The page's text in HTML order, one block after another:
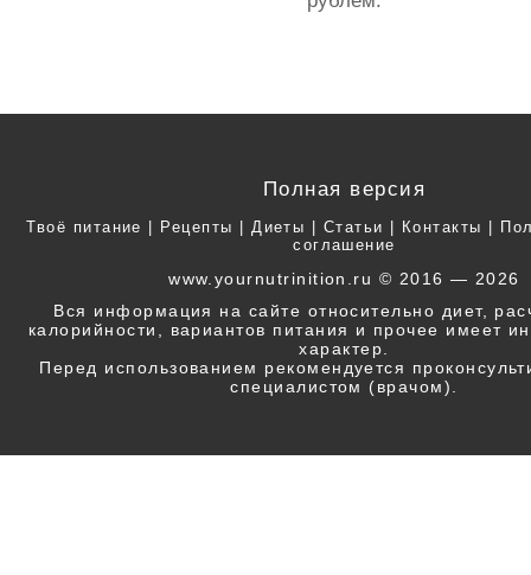
Полная версия
Твоё питание | Рецепты | Диеты | Статьи | Контакты |
соглашение
www.yournutrinition.ru © 2016 — 2026
Вся информация на сайте относительно диет,
калорийности, вариантов питания и прочее имеет
характер.
Перед использованием рекомендуется
специалистом (врачом).